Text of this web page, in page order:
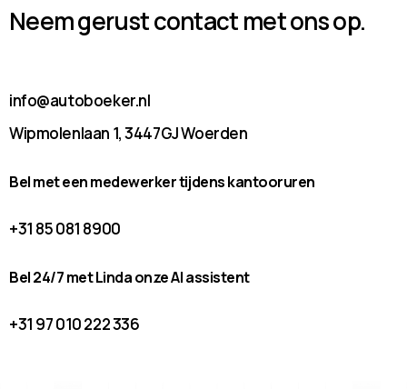
Neem gerust contact met ons op.
info@autoboeker.nl
Wipmolenlaan 1, 3447GJ Woerden
Bel met een medewerker tijdens kantooruren
+31 85 081 8900
Bel 24/7 met Linda onze AI assistent
+31 97 010 222 336